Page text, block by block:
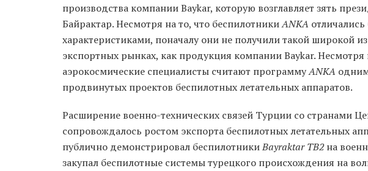
производства компании Baykar, которую возглавляет зять
Байрактар. Несмотря на то, что беспилотникиANKA
характеристиками, поначалу они не получили такой широкой
экспортных рынках, как продукция компании Baykar. Несмотря
аэрокосмические специалисты считают программуANKA
продвинутых проектов беспилотных летательных аппаратов.
Расширение военно-технических связей Турции со странами
сопровождалось ростом экспорта беспилотных летательных
публично демонстрировал беспилотникиBayraktar TB2на
закупал беспилотные системы турецкого происхождения на